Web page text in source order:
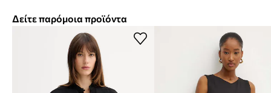
Δείτε παρόμοια προϊόντα